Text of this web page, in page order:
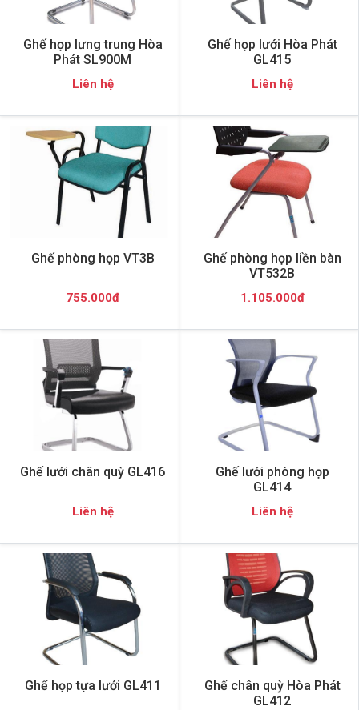
Ghế họp lưng trung Hòa
Phát SL900M
Liên hệ
Ghế họp lưới Hòa Phát
GL415
Liên hệ
Ghế phòng họp VT3B
755.000đ
Ghế phòng họp liền bàn
VT532B
1.105.000đ
Ghế lưới chân quỳ GL416
Liên hệ
Ghế lưới phòng họp
GL414
Liên hệ
Ghế họp tựa lưới GL411
Ghế chân quỳ Hòa Phát
GL412